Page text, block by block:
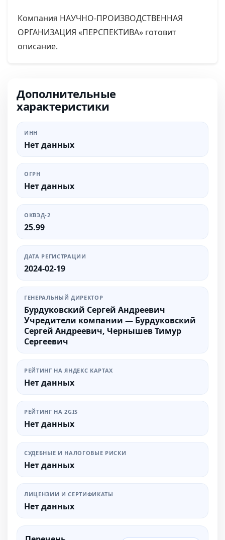
Компания НАУЧНО-ПРОИЗВОДСТВЕННАЯ
ОРГАНИЗАЦИЯ «ПЕРСПЕКТИВА» готовит
описание.
Дополнительные
характеристики
ИНН
Нет данных
ОГРН
Нет данных
ОКВЭД-2
25.99
ДАТА РЕГИСТРАЦИИ
2024-02-19
ГЕНЕРАЛЬНЫЙ ДИРЕКТОР
Бурдуковский Сергей Андреевич
Учредители компании — Бурдуковский
Сергей Андреевич, Чернышев Тимур
Сергеевич
РЕЙТИНГ НА ЯНДЕКС КАРТАХ
Нет данных
РЕЙТИНГ НА 2GIS
Нет данных
СУДЕБНЫЕ И НАЛОГОВЫЕ РИСКИ
Нет данных
ЛИЦЕНЗИИ И СЕРТИФИКАТЫ
Нет данных